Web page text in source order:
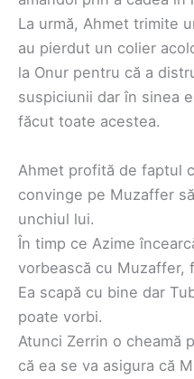
La urmă, Ahmet trimite
au pierdut un colier
la Onur pentru că a
suspiciunii dar în sinea
făcut toate acestea.
Ahmet profită de faptul
convinge pe Muzaffer
unchiul lui.
În timp ce Azime
vorbească cu Muzaffer,
Ea scapă cu bine dar
poate vorbi.
Atunci Zerrin o cheamă
că ea se va asigura că